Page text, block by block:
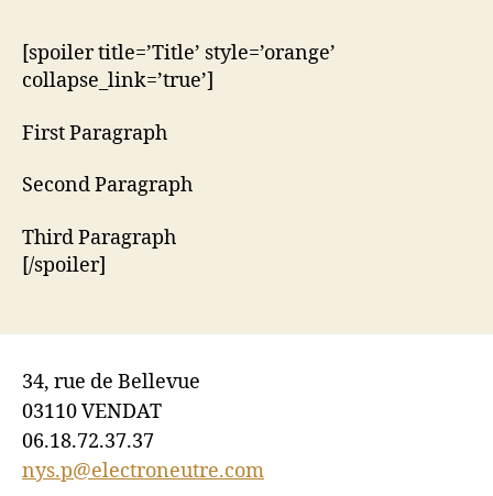
[spoiler title=’Title’ style=’orange’
collapse_link=’true’]
First Paragraph
Second Paragraph
Third Paragraph
[/spoiler]
34, rue de Bellevue
03110 VENDAT
06.18.72.37.37
nys.p@electroneutre.com